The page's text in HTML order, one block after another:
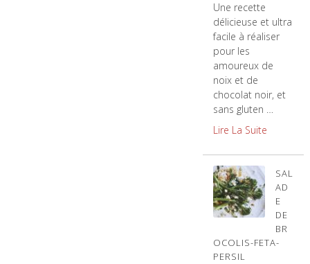
Une recette
délicieuse et ultra
facile à réaliser
pour les
amoureux de
noix et de
chocolat noir, et
sans gluten …
Lire La Suite
SAL
AD
E
DE
BR
OCOLIS-FETA-
PERSIL